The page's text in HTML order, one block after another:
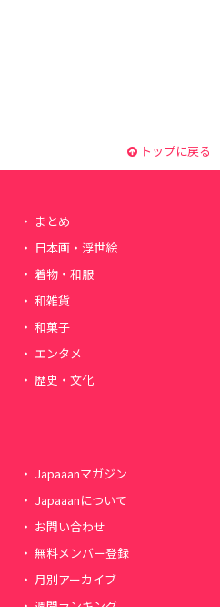
トップに戻る
まとめ
日本画・浮世絵
着物・和服
和雑貨
和菓子
エンタメ
歴史・文化
Japaaanマガジン
Japaaanについて
お問い合わせ
無料メンバー登録
月別アーカイブ